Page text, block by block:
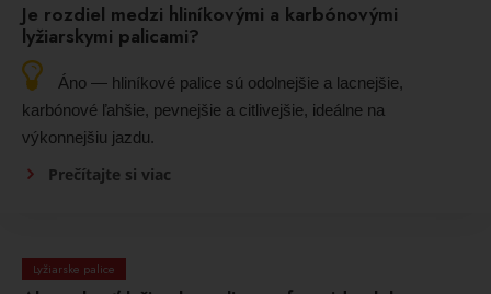
Je rozdiel medzi hliníkovými a karbónovými
lyžiarskymi palicami?
Áno — hliníkové palice sú odolnejšie a lacnejšie,
karbónové ľahšie, pevnejšie a citlivejšie, ideálne na
výkonnejšiu jazdu.
Prečítajte si viac
Lyžiarske palice